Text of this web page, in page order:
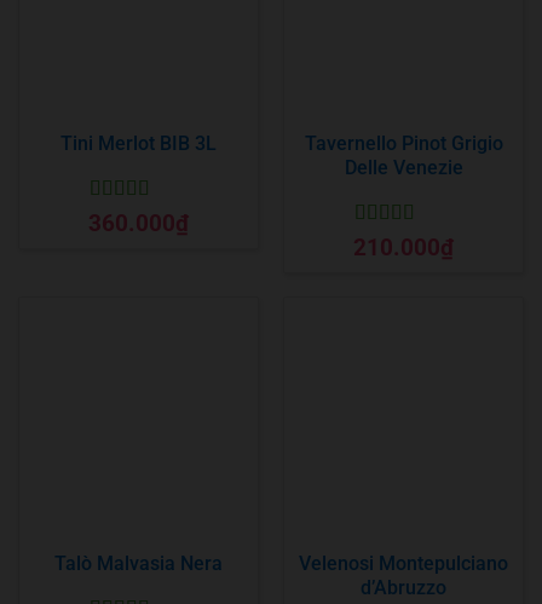
Tini Merlot BIB 3L
Được xếp
hạng55 sao
360.000₫
Tavernello Pinot Grigio
Delle Venezie
Được xếp
hạng55 sao
210.000₫
Talò Malvasia Nera
Velenosi Montepulciano
d’Abruzzo